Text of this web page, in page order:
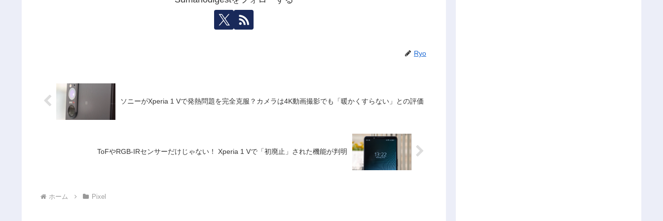
Ryo
ソニーがXperia 1 Vで発熱問題を完全克服？カメラは4K動画撮影でも「暖かくすらない」との評価
ToFやRGB-IRセンサーだけじゃない！ Xperia 1 Vで「初廃止」された機能が判明
ホーム Pixel